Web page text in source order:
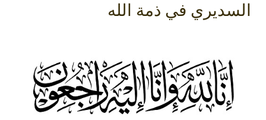
السديري في ذمة الله